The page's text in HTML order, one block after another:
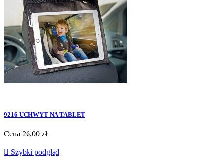
9216 UCHWYT NA TABLET
Cena 26,00 zł
 Szybki podgląd